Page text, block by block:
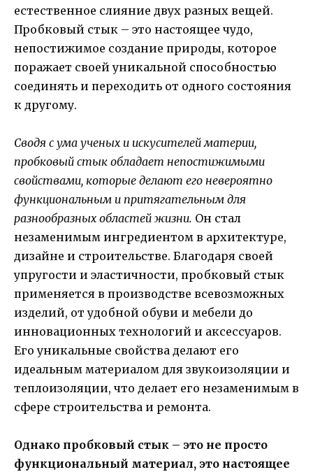
естественное слияние двух разных вещей.
Пробковый стык – это настоящее чудо,
непостижимое создание природы, которое
поражает своей уникальной способностью
соединять и переходить от одного состояния
к другому.
Сводя с ума ученых и искусителей материи,
пробковый стык обладает непостижимыми
свойствами, которые делают его невероятно
функциональным и притягательным для
разнообразных областей жизни. Он стал
незаменимым ингредиентом в архитектуре,
дизайне и строительстве. Благодаря своей
упругости и эластичности, пробковый стык
применяется в производстве всевозможных
изделий, от удобной обуви и мебели до
инновационных технологий и аксессуаров.
Его уникальные свойства делают его
идеальным материалом для звукоизоляции и
теплоизоляции, что делает его незаменимым в
сфере строительства и ремонта.
Однако пробковый стык – это не просто
функциональный материал, это настоящее